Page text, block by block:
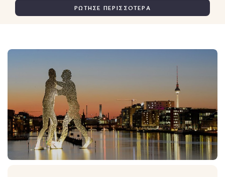
ΡΩΤΗΣΕ ΠΕΡΙΣΣΟΤΕΡΑ
Wildlife